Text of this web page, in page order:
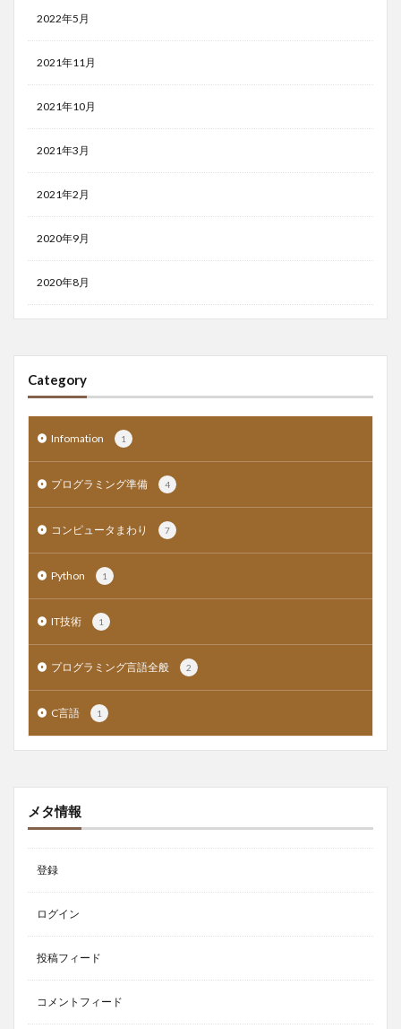
2022年5月
2021年11月
2021年10月
2021年3月
2021年2月
2020年9月
2020年8月
Category
Infomation 1
プログラミング準備 4
コンピュータまわり 7
Python 1
IT技術 1
プログラミング言語全般 2
C言語 1
メタ情報
登録
ログイン
投稿フィード
コメントフィード